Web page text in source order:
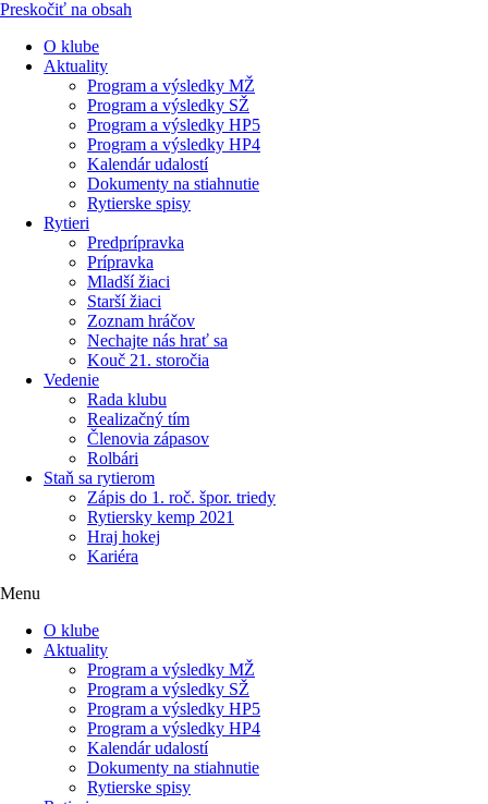
Preskočiť na obsah
O klube
Aktuality
Program a výsledky MŽ
Program a výsledky SŽ
Program a výsledky HP5
Program a výsledky HP4
Kalendár udalostí
Dokumenty na stiahnutie
Rytierske spisy
Rytieri
Predprípravka
Prípravka
Mladší žiaci
Starší žiaci
Zoznam hráčov
Nechajte nás hrať sa
Kouč 21. storočia
Vedenie
Rada klubu
Realizačný tím
Členovia zápasov
Rolbári
Staň sa rytierom
Zápis do 1. roč. špor. triedy
Rytiersky kemp 2021
Hraj hokej
Kariéra
Menu
O klube
Aktuality
Program a výsledky MŽ
Program a výsledky SŽ
Program a výsledky HP5
Program a výsledky HP4
Kalendár udalostí
Dokumenty na stiahnutie
Rytierske spisy